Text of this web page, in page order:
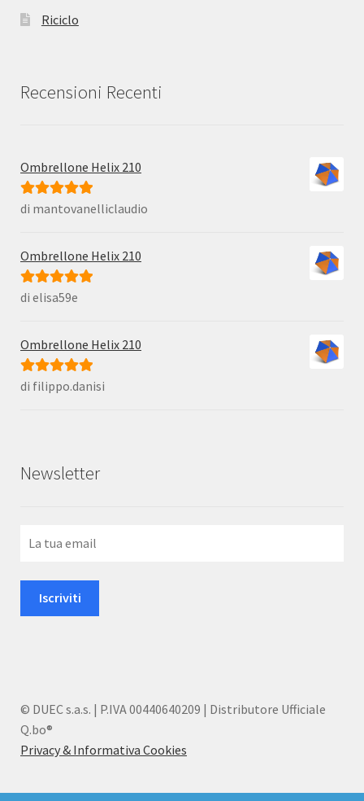
Riciclo
Recensioni Recenti
Ombrellone Helix 210
Valutato5su
di mantovanelliclaudio
Ombrellone Helix 210
Valutato5su
di elisa59e
Ombrellone Helix 210
Valutato5 su
di filippo.danisi
Newsletter
© DUEC s.a.s. | P.IVA 00440640209 | Distributore Ufficiale
Q.bo®
Privacy & Informativa Cookies